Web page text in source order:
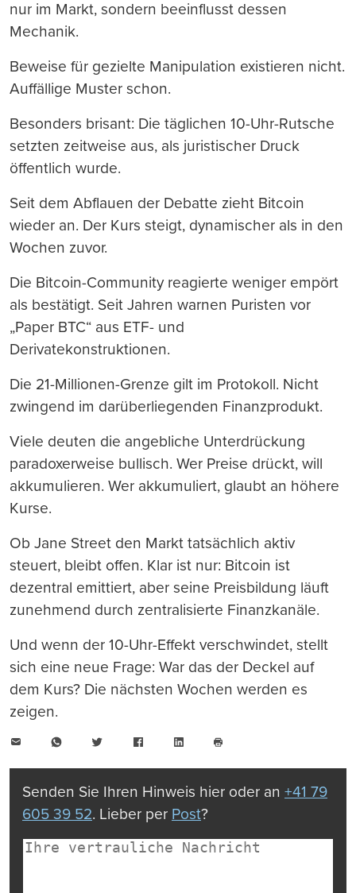
nur im Markt, sondern beeinflusst dessen
Mechanik.
Beweise für gezielte Manipulation existieren nicht.
Auffällige Muster schon.
Besonders brisant: Die täglichen 10-Uhr-Rutsche
setzten zeitweise aus, als juristischer Druck
öffentlich wurde.
Seit dem Abflauen der Debatte zieht Bitcoin
wieder an. Der Kurs steigt, dynamischer als in den
Wochen zuvor.
Die Bitcoin-Community reagierte weniger empört
als bestätigt. Seit Jahren warnen Puristen vor
„Paper BTC“ aus ETF- und
Derivatekonstruktionen.
Die 21-Millionen-Grenze gilt im Protokoll. Nicht
zwingend im darüberliegenden Finanzprodukt.
Viele deuten die angebliche Unterdrückung
paradoxerweise bullisch. Wer Preise drückt, will
akkumulieren. Wer akkumuliert, glaubt an höhere
Kurse.
Ob Jane Street den Markt tatsächlich aktiv
steuert, bleibt offen. Klar ist nur: Bitcoin ist
dezentral emittiert, aber seine Preisbildung läuft
zunehmend durch zentralisierte Finanzkanäle.
Und wenn der 10-Uhr-Effekt verschwindet, stellt
sich eine neue Frage: War das der Deckel auf
dem Kurs? Die nächsten Wochen werden es
zeigen.
WhatsAppTwitter FacebookLinkedIn
drucken
Senden Sie Ihren Hinweis hier oder an +41 79
605 39 52. Lieber per Post?